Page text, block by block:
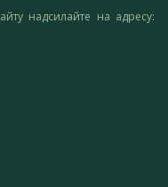
надсилайте на адресу: